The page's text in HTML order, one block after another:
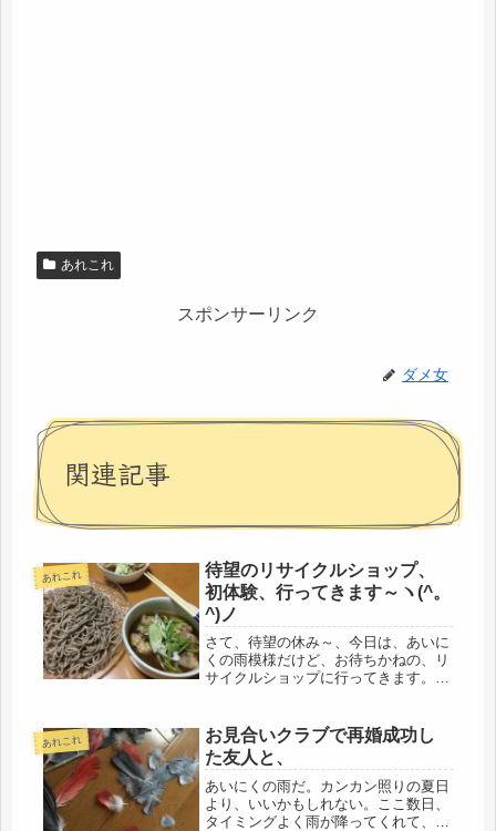
あれこれ
スポンサーリンク
ダメ女
関連記事
あれこれ
待望のリサイクルショップ、
初体験、行ってきます～ヽ(^。
^)ノ
さて、待望の休み～、今日は、あいに
くの雨模様だけど、お待ちかねの、リ
サイクルショップに行ってきます。あ
る。ドキドキだわ。前回、２０年ぶり
に会ったお姉さま方と、また、勉強に
なる...
あれこれ
お見合いクラブで再婚成功し
た友人と、
あいにくの雨だ。カンカン照りの夏日
より、いいかもしれない。ここ数日、
タイミングよく雨が降ってくれて、庭